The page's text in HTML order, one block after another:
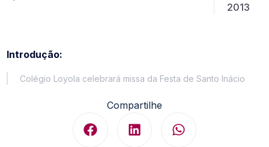
2013
Introdução:
Colégio Loyola celebrará missa da Festa de Santo Inácio
Compartilhe